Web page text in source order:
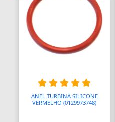
Biscoitinhos de Bebês
Bloco Completo
Blocos de Concreto
Blocágens
Bobina Compressor
ANEL TURBINA SILICONE
VERMELHO (0129973748)